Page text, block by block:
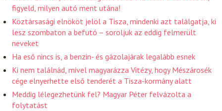
figyeld, milyen autó ment utána!
Köztársasági elnököt jelöl a Tisza, mindenki azt találgatja, ki
lesz szombaton a befutó – soroljuk az eddig felmerült
neveket
Ha eső nincs is, a benzin- és gázolajárak legalább esnek
Ki nem találnád, mivel magyarázza Vitézy, hogy Mészárosék
cége elnyerhette első tenderét a Tisza-kormány alatt
Meddig lélegezhetünk fel? Magyar Péter felvázolta a
folytatást